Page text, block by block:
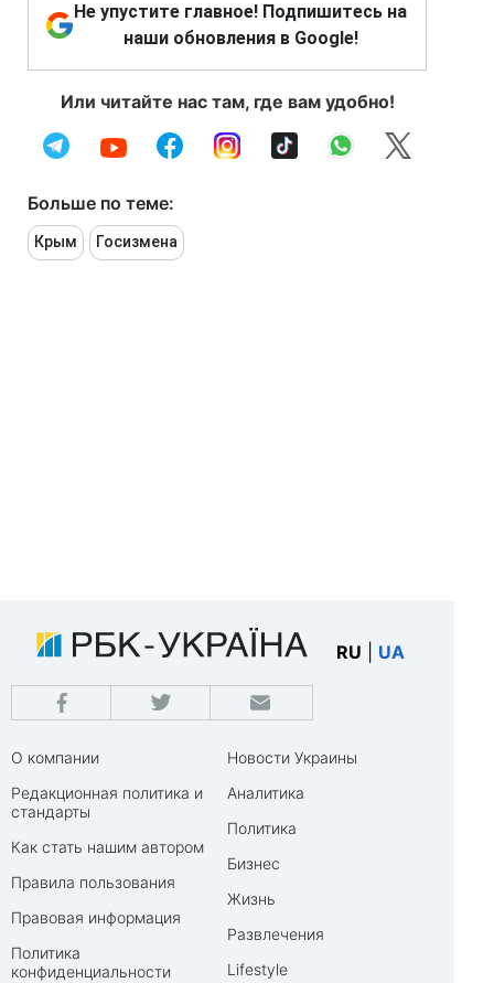
Не упустите главное! Подпишитесь на
наши обновления в Google!
Или читайте нас там, где вам удобно!
Больше по теме:
Крым Госизмена
RU UA
О компании
Редакционная политика и
стандарты
Как стать нашим автором
Правила пользования
Правовая информация
Политика
конфиденциальности
Новости Украины
Аналитика
Политика
Бизнес
Жизнь
Развлечения
Lifestyle